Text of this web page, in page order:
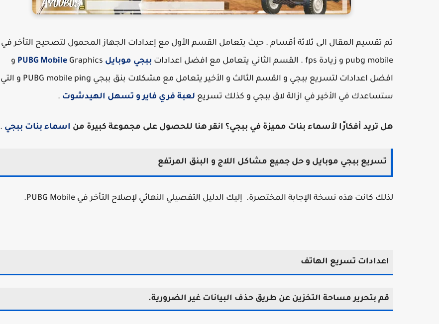
تم تقسيم المقال الى ثلاثة أقسام . حيث يتعامل القسم الأول مع إعدادات الجهاز المحمول لتصحيح التأخر في
pubg mobile و زيادة fps . القسم الثاني يتعامل مع افضل اعدادات
ببجي موبايل PUBG Mobile
Graphics و
افضل اعدادات لتسريع ببجي و القسم الثالث و الأخير يتعامل مع مشكلات بنق ببجي PUBG mobile ping و التي
ستساعدك في الأخير في ازالة لاق ببجي و كذلك تسريع لعبة فري فاير و تسهل الهيدشوت .
هل تريد أفكارًا لأسماء بنات مميزة في ببجي؟ انقر هنا للحصول على مجموعة كبيرة من اسماء بنات ببجي .
تسريع ببجي موبايل و حل جميع مشاكل اللاج و البنق المرتفع
لذلك كانت هذه نسخة الإجابة المختصرة. إليك الدليل التفصيلي النهائي لإصلاح التأخر في PUBG Mobile.
اعدادات تسريع الهاتف
قم بتحرير مساحة التخزين عن طريق حذف البيانات غير الضرورية.